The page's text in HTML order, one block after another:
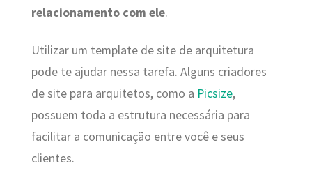
relacionamento com ele.
Utilizar um template de site de arquitetura
pode te ajudar nessa tarefa. Alguns criadores
de site para arquitetos, como a Picsize,
possuem toda a estrutura necessária para
facilitar a comunicação entre você e seus
clientes.